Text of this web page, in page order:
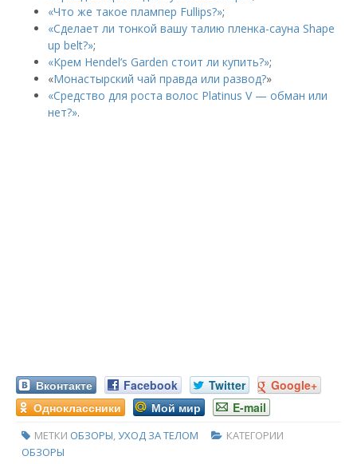
«Что же такое плампер Fullips?»;
«Сделает ли тонкой вашу талию пленка-сауна Shape
up belt?»;
«Крем Hendel’s Garden стоит ли купить?»;
«Монастырский чай правда или развод?»
«Средство для роста волос Platinus V — обман или
нет?».
Вконтакте Facebook Twitter
Google+
Одноклассники
Мой мир E-mail
МЕТКИ ОБЗОРЫ,УХОД ЗА ТЕЛОМ
КАТЕГОРИИ
ОБЗОРЫ